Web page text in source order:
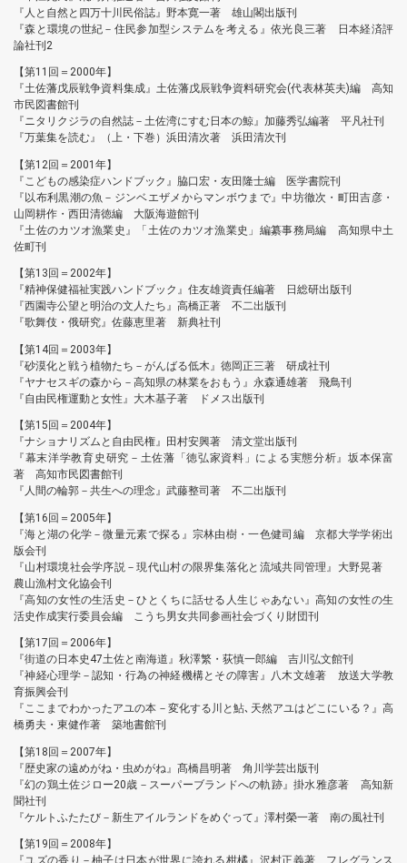
『人と自然と四万十川民俗誌』野本寛一著 雄山閣出版刊
『森と環境の世紀－住民参加型システムを考える』依光良三著 日本経済評
論社刊2
【第11回＝2000年】
『土佐藩戊辰戦争資料集成』土佐藩戊辰戦争資料研究会(代表林英夫)編 高知
市民図書館刊
『ニタリクジラの自然誌－土佐湾にすむ日本の鯨』加藤秀弘編著 平凡社刊
『万葉集を読む』（上・下巻）浜田清次著 浜田清次刊
【第12回＝2001年】
『こどもの感染症ハンドブック』脇口宏・友田隆士編 医学書院刊
『以布利黒潮の魚－ジンベエザメからマンボウまで』中坊徹次・町田吉彦・
山岡耕作・西田清徳編 大阪海遊館刊
『土佐のカツオ漁業史』「土佐のカツオ漁業史」編纂事務局編 高知県中土
佐町刊
【第13回＝2002年】
『精神保健福祉実践ハンドブック』住友雄資責任編著 日総研出版刊
『西園寺公望と明治の文人たち』高橋正著 不二出版刊
『歌舞伎・俄研究』佐藤恵里著 新典社刊
【第14回＝2003年】
『砂漠化と戦う植物たち－がんばる低木』徳岡正三著 研成社刊
『ヤナセスギの森から－高知県の林業をおもう』永森通雄著 飛鳥刊
『自由民権運動と女性』大木基子著 ドメス出版刊
【第15回＝2004年】
『ナショナリズムと自由民権』田村安興著 清文堂出版刊
『幕末洋学教育史研究－土佐藩「徳弘家資料」による実態分析』坂本保富
著 高知市民図書館刊
『人間の輪郭－共生への理念』武藤整司著 不二出版刊
【第16回＝2005年】
『海と湖の化学－微量元素で探る』宗林由樹・一色健司編 京都大学学術出
版会刊
『山村環境社会学序説－現代山村の限界集落化と流域共同管理』大野晃著
農山漁村文化協会刊
『高知の女性の生活史－ひとくちに話せる人生じゃあない』高知の女性の生
活史作成実行委員会編 こうち男女共同参画社会づくり財団刊
【第17回＝2006年】
『街道の日本史47土佐と南海道』秋澤繁・荻慎一郎編 吉川弘文館刊
『神経心理学－認知・行為の神経機構とその障害』八木文雄著 放送大学教
育振興会刊
『ここまでわかったアユの本－変化する川と鮎､天然アユはどこにいる？』高
橋勇夫・東健作著 築地書館刊
【第18回＝2007年】
『歴史家の遠めがね・虫めがね』髙橋昌明著 角川学芸出版刊
『幻の鶏土佐ジロー20歳－スーパーブランドへの軌跡』掛水雅彦著 高知新
聞社刊
『ケルトふたたび－新生アイルランドをめぐって』澤村榮一著 南の風社刊
【第19回＝2008年】
『ユズの香り－柚子は日本が世界に誇れる柑橘』沢村正義著 フレグランス